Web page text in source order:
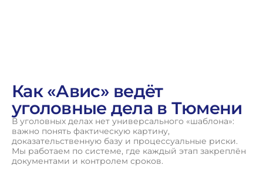
Как «Авис» ведёт
уголовные дела в Тюмени
В уголовных делах нет универсального «шаблона»:
важно понять фактическую картину,
доказательственную базу и процессуальные риски.
Мы работаем по системе, где каждый этап закреплён
документами и контролем сроков.